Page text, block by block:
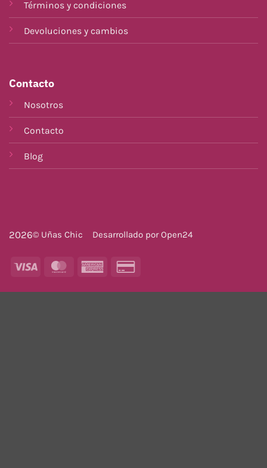
Términos y condiciones
Devoluciones y cambios
Contacto
Nosotros
Contacto
Blog
2026© Uñas Chic Desarrollado porOpen24
Visa MasterCardAmerican